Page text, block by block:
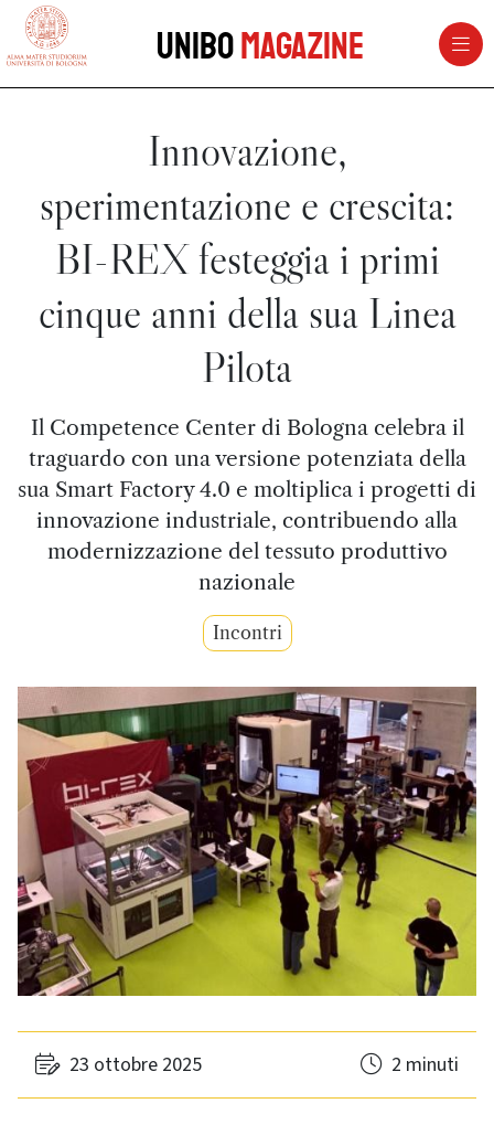
vai al contenuto della pagina
UniboMagazine
Innovazione,
sperimentazione e crescita:
BI-REX festeggia i primi
cinque anni della sua Linea
Pilota
Il Competence Center di Bologna celebra il
traguardo con una versione potenziata della
sua Smart Factory 4.0 e moltiplica i progetti di
innovazione industriale, contribuendo alla
modernizzazione del tessuto produttivo
nazionale
Incontri
23 ottobre 2025 2 minuti